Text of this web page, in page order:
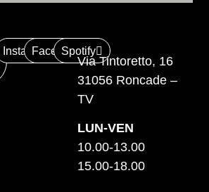
InstagramFacebook
Spotify
Via Tintoretto, 16
31056 Roncade –
TV
LUN-VEN
10.00-13.00
15.00-18.00